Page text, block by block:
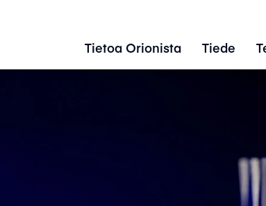
Tietoa Orionista Tiede